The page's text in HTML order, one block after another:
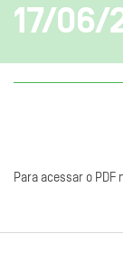
17/06/
Para acessar o